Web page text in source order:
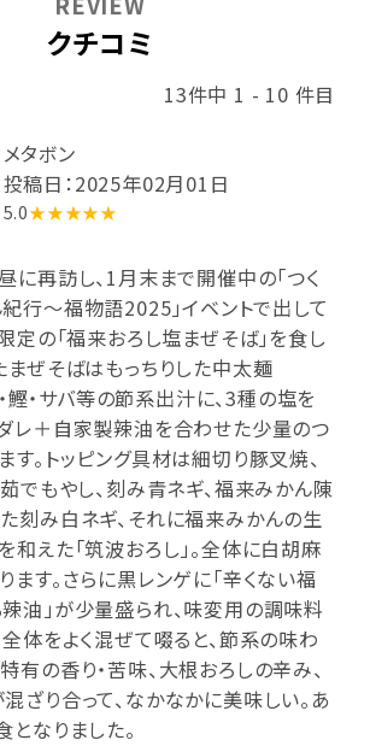
クチコミ
13件中 1 - 10 件目
メタボン
投稿日：2025年02月01日
5.0★★★★★
に再訪し、1月末まで開催中の「つく
行～福物語2025」イベントで出して
定の「福来おろし塩まぜそば」を食し
まぜそばはもっちりした中太麺
鰹・サバ等の節系出汁に、3種の塩を
レ＋自家製辣油を合わせた少量のつ
す。トッピング具材は細切り豚叉焼、
茹でもやし、刻み青ネギ、福来みかん陳
刻み白ネギ、それに福来みかんの生
和えた「筑波おろし」。全体に白胡麻
ます。さらに黒レンゲに「辛くない福
油」が少量盛られ、味変用の調味料
全体をよく混ぜて啜ると、節系の味わ
有の香り・苦味、大根おろしの辛み、
ざり合って、なかなかに美味しい。あ
となりました。